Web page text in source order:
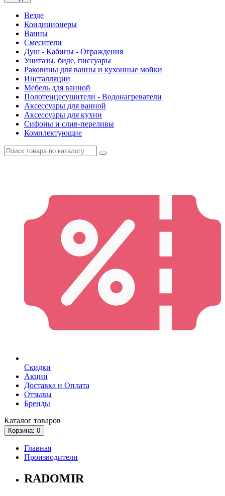
Везде
Кондиционеры
Ванны
Смесители
Душ - Кабины - Ограждения
Унитазы, биде, писсуары
Раковины для ванны и кухонные мойки
Инсталляции
Мебель для ванной
Полотенцесушители - Водонагреватели
Аксессуары для ванной
Аксессуары для кухни
Сифоны и слив-переливы
Комплектующие
Скидки
Акции
Доставка и Оплата
Отзывы
Бренды
Каталог товаров
Корзина: 0
Главная
Производители
RADOMIR